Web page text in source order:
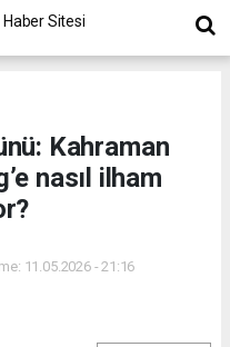
Kahraman
nasıl ilham
11.05.2026 - 21:16